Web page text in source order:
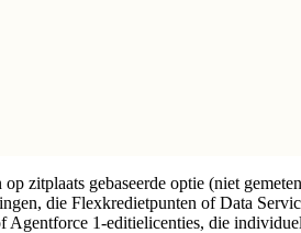
zitplaats gebaseerde optie (niet
die Flexkredietpunten of Data
1-editielicenties, die